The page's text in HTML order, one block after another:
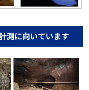
測に向いています